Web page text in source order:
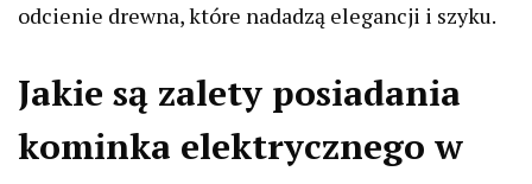
odcienie drewna, które nadadzą elegancji i szyku.
Jakie są zalety posiadania
kominka elektrycznego w